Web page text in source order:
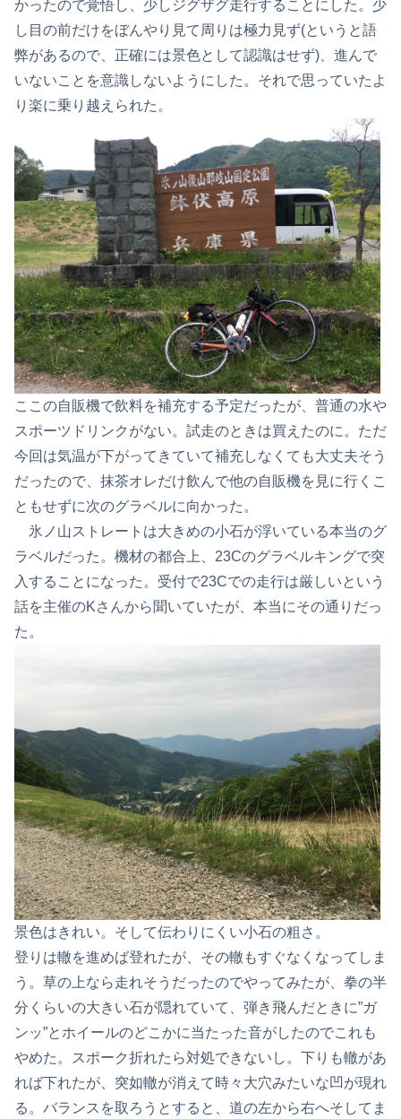
かったので覚悟し、少しジグザグ走行することにした。少
し目の前だけをぼんやり見て周りは極力見ず(というと語
弊があるので、正確には景色として認識はせず)、進んで
いないことを意識しないようにした。それで思っていたよ
り楽に乗り越えられた。
ここの自販機で飲料を補充する予定だったが、普通の水や
スポーツドリンクがない。試走のときは買えたのに。ただ
今回は気温が下がってきていて補充しなくても大丈夫そう
だったので、抹茶オレだけ飲んで他の自販機を見に行くこ
ともせずに次のグラベルに向かった。
氷ノ山ストレートは大きめの小石が浮いている本当のグ
ラベルだった。機材の都合上、23Cのグラベルキングで突
入することになった。受付で23Cでの走行は厳しいという
話を主催のKさんから聞いていたが、本当にその通りだっ
た。
景色はきれい。そして伝わりにくい小石の粗さ。
登りは轍を進めば登れたが、その轍もすぐなくなってしま
う。草の上なら走れそうだったのでやってみたが、拳の半
分くらいの大きい石が隠れていて、弾き飛んだときに”ガ
ンッ”とホイールのどこかに当たった音がしたのでこれも
やめた。スポーク折れたら対処できないし。下りも轍があ
れば下れたが、突如轍が消えて時々大穴みたいな凹が現れ
る。バランスを取ろうとすると、道の左から右へそしてま